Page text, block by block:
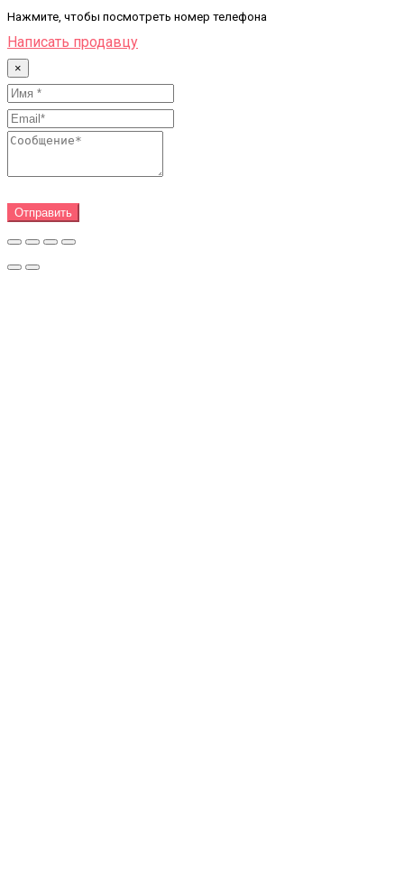
Нажмите, чтобы посмотреть номер телефона
Написать продавцу
×
Отправить